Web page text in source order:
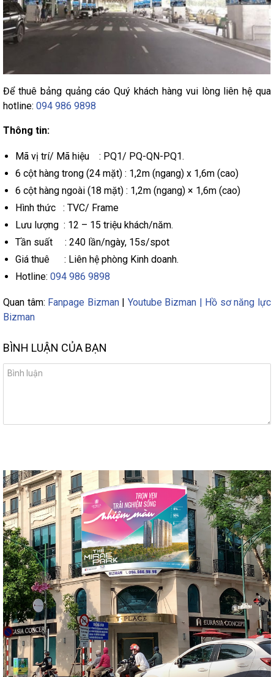
Để thuê bảng quảng cáo Quý khách hàng vui lòng liên hệ qua
hotline: 094 986 9898
Thông tin:
Mã vị trí/ Mã hiệu : PQ1/ PQ-QN-PQ1.
6 cột hàng trong (24 mặt) : 1,2m (ngang) x 1,6m (cao)
6 cột hàng ngoài (18 mặt) : 1,2m (ngang) × 1,6m (cao)
Hình thức : TVC/ Frame
Lưu lượng : 12 – 15 triệu khách/năm.
Tần suất : 240 lần/ngày, 15s/spot
Giá thuê : Liên hệ phòng Kinh doanh.
Hotline: 094 986 9898
Quan tâm: Fanpage Bizman| Youtube Bizman | Hồ sơ năng lực
Bizman
BÌNH LUẬN CỦA BẠN